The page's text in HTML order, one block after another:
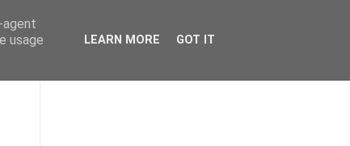
agent
usage
LEARN MORE GOT IT